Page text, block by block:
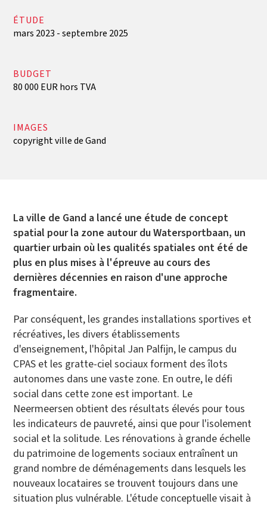
ÉTUDE
mars 2023 - septembre 2025
BUDGET
80 000 EUR hors TVA
IMAGES
copyright ville de Gand
La ville de Gand a lancé une étude de concept
spatial pour la zone autour du Watersportbaan, un
quartier urbain où les qualités spatiales ont été de
plus en plus mises à l'épreuve au cours des
dernières décennies en raison d'une approche
fragmentaire.
Par conséquent, les grandes installations sportives et
récréatives, les divers établissements
d'enseignement, l'hôpital Jan Palfijn, le campus du
CPAS et les gratte-ciel sociaux forment des îlots
autonomes dans une vaste zone. En outre, le défi
social dans cette zone est important. Le
Neermeersen obtient des résultats élevés pour tous
les indicateurs de pauvreté, ainsi que pour l'isolement
social et la solitude. Les rénovations à grande échelle
du patrimoine de logements sociaux entraînent un
grand nombre de déménagements dans lesquels les
nouveaux locataires se trouvent toujours dans une
situation plus vulnérable. L'étude conceptuelle visait à